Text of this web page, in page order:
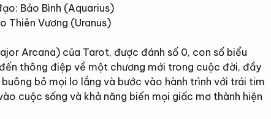
Bảo Bình (Aquarius)
Thiên Vương (Uranus)
Arcana) của Tarot, được đánh số 0, con số biểu
thông điệp về một chương mới trong cuộc đời, đầy
bỏ mọi lo lắng và bước vào hành trình với trái tim
cuộc sống và khả năng biến mọi giấc mơ thành hiện